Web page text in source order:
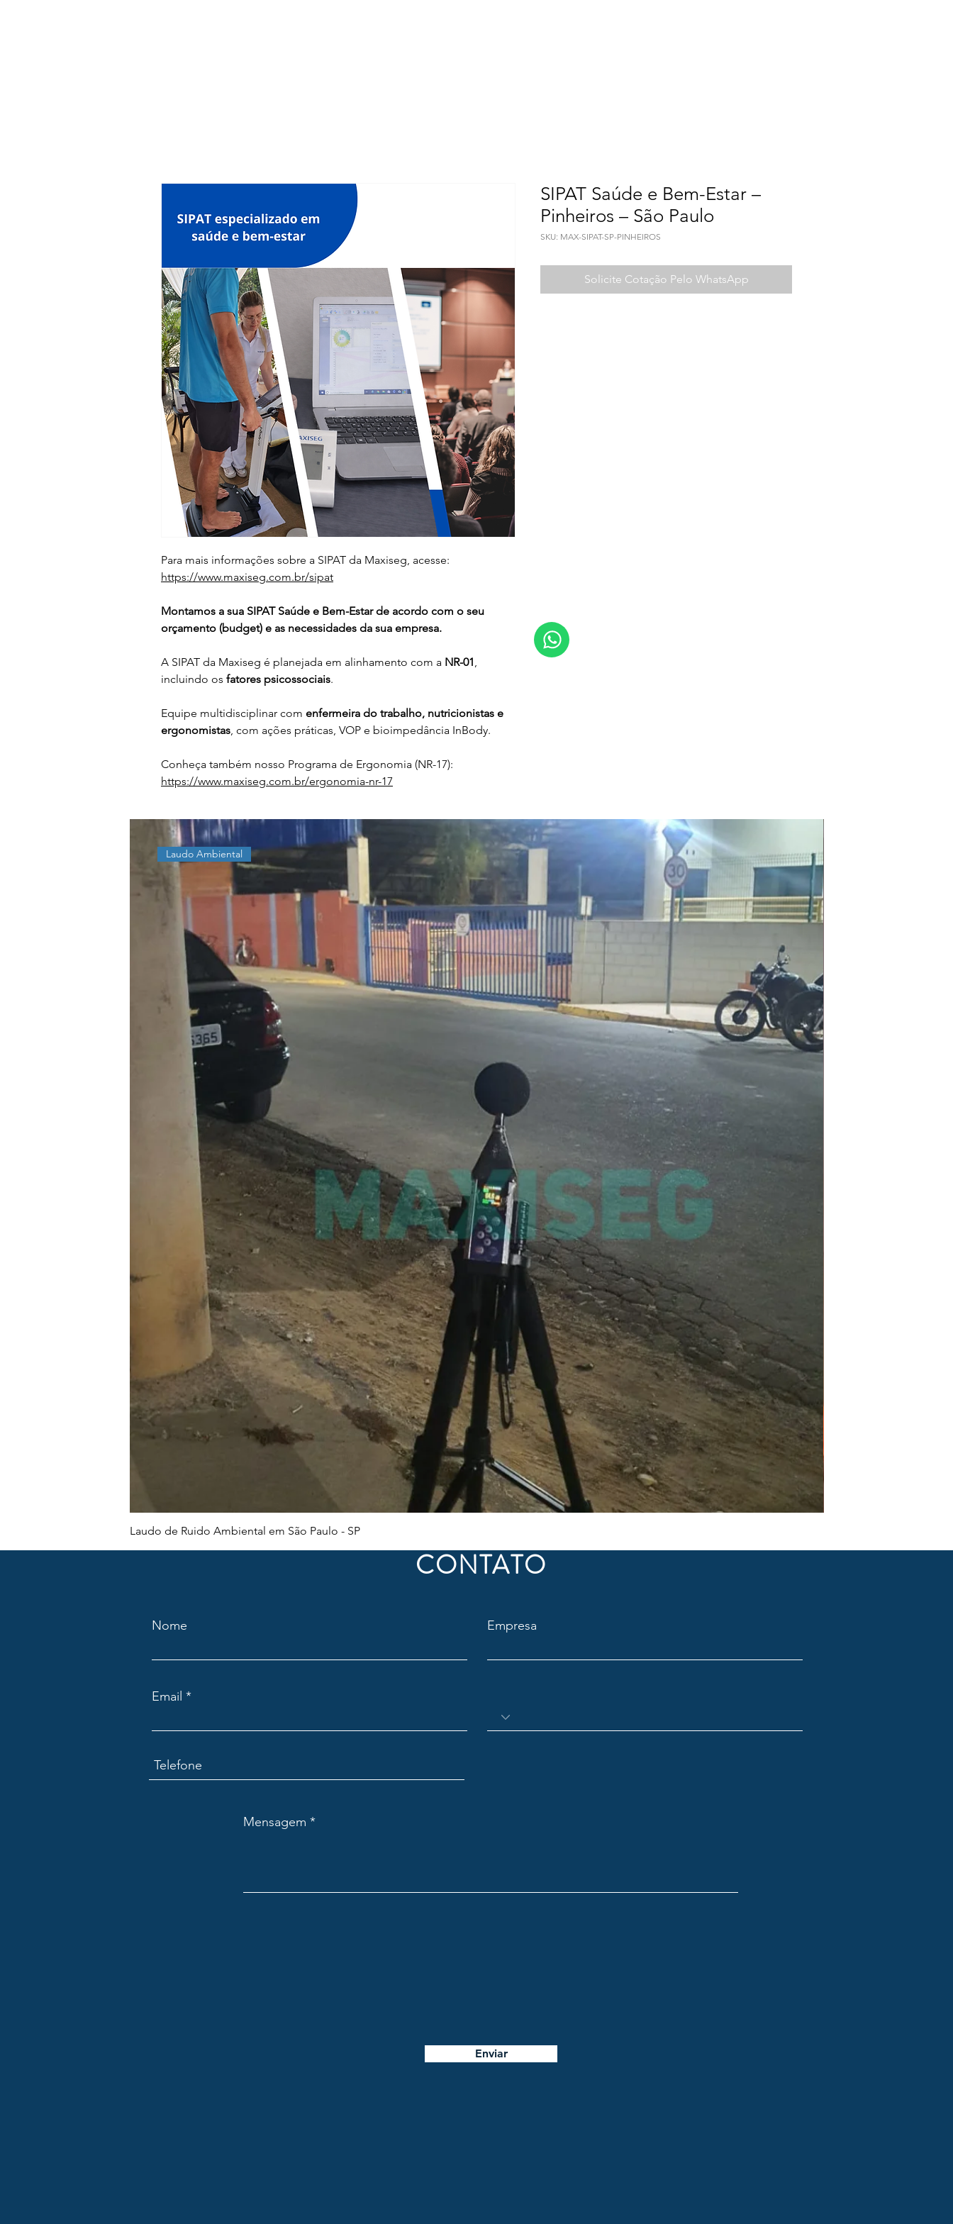
Para mais informações sobre a SIPAT da Maxiseg, acesse:
https://www.maxiseg.com.br/sipat
Montamos a sua SIPAT Saúde e Bem-Estar de acordo com o seu
orçamento (budget) e as necessidades da sua empresa.
A SIPAT da Maxiseg é planejada em alinhamento com a NR-01,
incluindo os fatores psicossociais.
Equipe multidisciplinar com enfermeira do trabalho, nutricionistas e
ergonomistas, com ações práticas, VOP e bioimpedância InBody.
Conheça também nosso Programa de Ergonomia (NR-17):
https://www.maxiseg.com.br/ergonomia-nr-17
SIPAT Saúde e Bem-Estar –
Pinheiros – São Paulo
SKU: MAX-SIPAT-SP-PINHEIROS
Solicite Cotação Pelo WhatsApp
Laudo Ambiental
Laudo de Ruido Ambiental em São Paulo - SP
Nome Empresa
Email
Mensagem
Enviar
CONTATO